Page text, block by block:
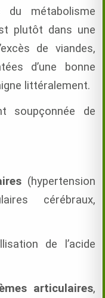
métabolisme
plutôt dans une
de viandes,
d’une bonne
littéralement.
soupçonnée de
(hypertension
cérébraux,
de l’acide
articulaires,